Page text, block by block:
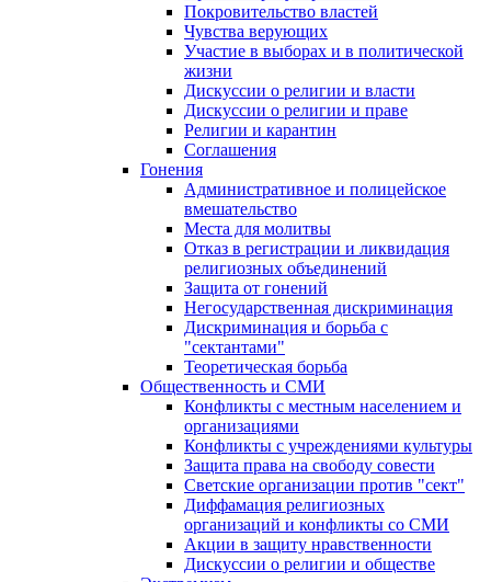
Покровительство властей
Чувства верующих
Участие в выборах и в политической
жизни
Дискуссии о религии и власти
Дискуссии о религии и праве
Религии и карантин
Соглашения
Гонения
Административное и полицейское
вмешательство
Места для молитвы
Отказ в регистрации и ликвидация
религиозных объединений
Защита от гонений
Негосударственная дискриминация
Дискриминация и борьба с
"сектантами"
Теоретическая борьба
Общественность и СМИ
Конфликты с местным населением и
организациями
Конфликты с учреждениями культуры
Защита права на свободу совести
Светские организации против "сект"
Диффамация религиозных
организаций и конфликты со СМИ
Акции в защиту нравственности
Дискуссии о религии и обществе